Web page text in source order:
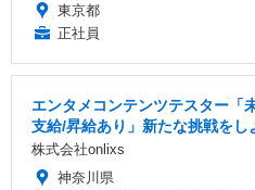
東京都
正社員
エンタメコンテンツテスター「
支給/昇給あり」新たな挑戦を
株式会社onlixs
神奈川県